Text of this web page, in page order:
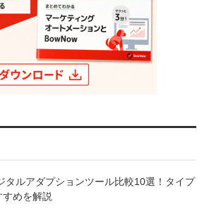
タルアダプションツール比較10選！タイプ
めを解説